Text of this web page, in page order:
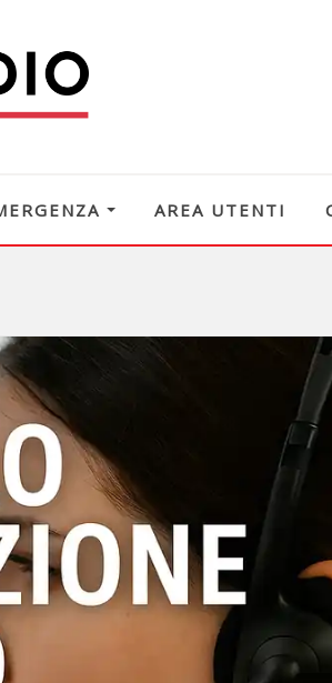
AREA UTENTI